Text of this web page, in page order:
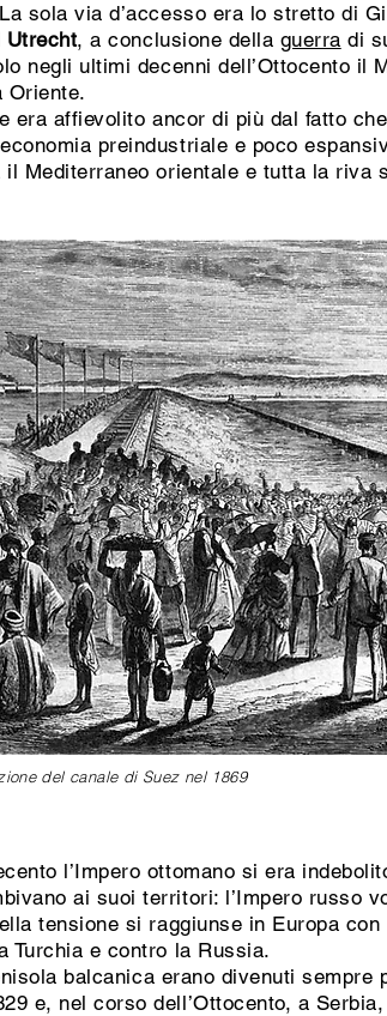
sola via d’accesso era lo stretto di
Utrecht, a conclusione della guerra di
negli ultimi decenni dell’Ottocento il
Oriente.
era affievolito ancor di più dal fatto
preindustriale e poco
Mediterraneo orientale e tutta la riva
del canale di Suez nel 1869
l’Impero ottomano si era
ai suoi territori: l’Impero russo
tensione si raggiunse in Europa
Turchia e contro la Russia.
balcanica erano divenuti sempre
e, nel corso dell’Ottocento, a